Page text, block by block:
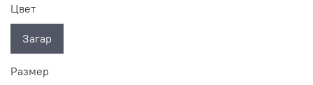
Цвет
Загар
Размер